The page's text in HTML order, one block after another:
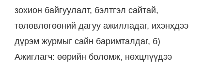
зохион байгуулалт, бэлтгэл сайтай,
төлөвлөгөөний дагуу ажилладаг, ихэнхдээ
дүрэм журмыг сайн баримталдаг, б)
Ажиглагч: өөрийн боломж, нөхцлүүдээ